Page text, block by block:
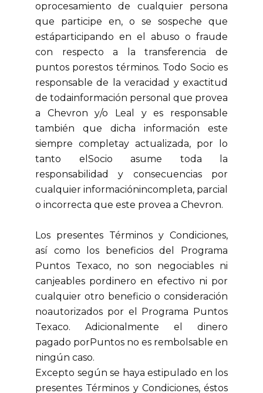
oprocesamiento de cualquier persona
que participe en, o se sospeche que
estáparticipando en el abuso o fraude
con respecto a la transferencia de
puntos porestos términos. Todo Socio es
responsable de la veracidad y exactitud
de todainformación personal que provea
a Chevron y/o Leal y es responsable
también que dicha información este
siempre completay actualizada, por lo
tanto elSocio asume toda la
responsabilidad y consecuencias por
cualquier informaciónincompleta, parcial
o incorrecta que este provea a Chevron.
Los presentes Términos y Condiciones,
así como los beneficios del Programa
Puntos Texaco, no son negociables ni
canjeables pordinero en efectivo ni por
cualquier otro beneficio o consideración
noautorizados por el Programa Puntos
Texaco. Adicionalmente el dinero
pagado porPuntos no es rembolsable en
ningún caso.
Excepto según se haya estipulado en los
presentes Términos y Condiciones, éstos